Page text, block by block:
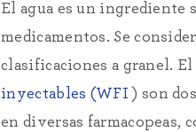
El agua es un ingrediente
medicamentos. Se
clasificaciones a granel.
inyectables (WFI ) son
en diversas farmacopeas,